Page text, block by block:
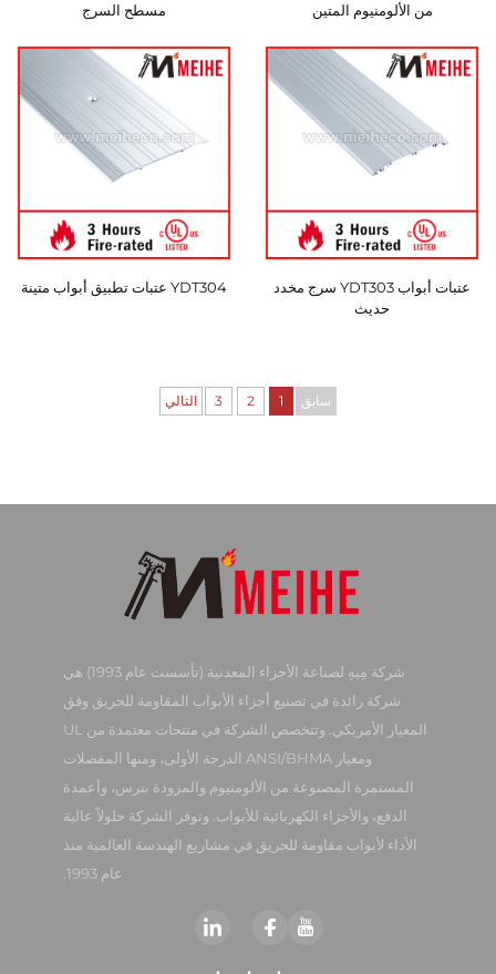
من الألومنيوم المتين
مسطح السرج
عتبات أبواب YDT303 سرج مخدد
حديث
YDT304 عتبات تطبيق أبواب متينة
سابق 1
2
3 التالي
شركة مِيهِ لصناعة الأجزاء المعدنية (تأسست عام 1993) هي
شركة رائدة في تصنيع أجزاء الأبواب المقاومة للحريق وفق
المعيار الأمريكي. وتتخصص الشركة في منتجات معتمدة من UL
ومعيار ANSI/BHMA الدرجة الأولى، ومنها المفصلات
المستمرة المصنوعة من الألومنيوم والمزودة بترس، وأعمدة
الدفع، والأجزاء الكهربائية للأبواب. وتوفر الشركة حلولاً عالية
الأداء لأبواب مقاومة للحريق في مشاريع الهندسة العالمية منذ
عام 1993.